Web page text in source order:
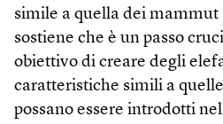
simile a quella dei mammut
sostiene che è un passo
obiettivo di creare degli
caratteristiche simili a
possano essere introdotti